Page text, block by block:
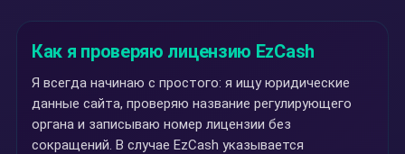
Как я проверяю лицензию EzCash
Я всегда начинаю с простого: я ищу юридические
данные сайта, проверяю название регулирующего
органа и записываю номер лицензии без
сокращений. В случае EzCash указывается